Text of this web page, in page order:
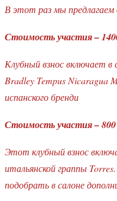
В этот раз мы
Стоимость участия –
Клубный взнос включает в
Bradley Tempus Nicaragua
испанского бренди
Стоимость участия – 800
Этот клубный взнос
итальянской граппы
подобрать в салоне